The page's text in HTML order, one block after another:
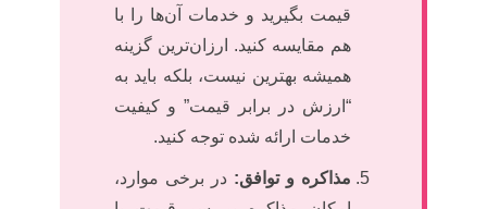
قیمت بگیرید و خدمات آن‌ها را با
هم مقایسه کنید. ارزان‌ترین گزینه
همیشه بهترین نیست، بلکه باید به
“ارزش در برابر قیمت” و کیفیت
خدمات ارائه شده توجه کنید.
مذاکره و توافق:در برخی موارد،